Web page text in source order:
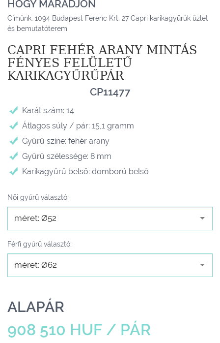
HOGY MARADJON
Címünk: 1094 Budapest Ferenc Krt. 27 Capri karikagyűrűk üzlet
és bemutatóterem
CAPRI FEHÉR ARANY MINTÁS
FÉNYES FELÜLETŰ
KARIKAGYŰRŰPÁR
CP11477
Karát szám: 14
Átlagos súly / pár: 15,1 gramm
Gyűrű színe: fehér arany
Gyűrű szélessége: 8 mm
Karikagyűrű belső: domború belső
Női gyűrű választó:
méret: Ø52
Férfi gyűrű választó:
méret: Ø62
ALAPÁR
908 510 HUF / PÁR